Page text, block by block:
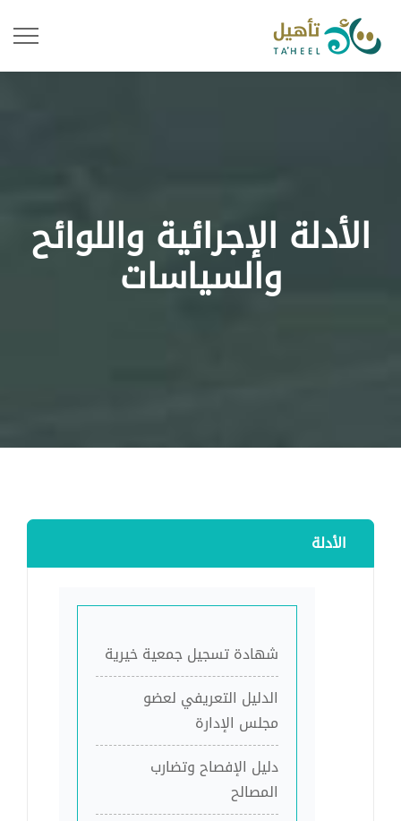
الأدلة الإجرائية واللوائح
والسياسات
الأدلة
شهادة تسجيل جمعية خيرية
الدليل التعريفي لعضو
مجلس الإدارة
دليل الإفصاح وتضارب
المصالح